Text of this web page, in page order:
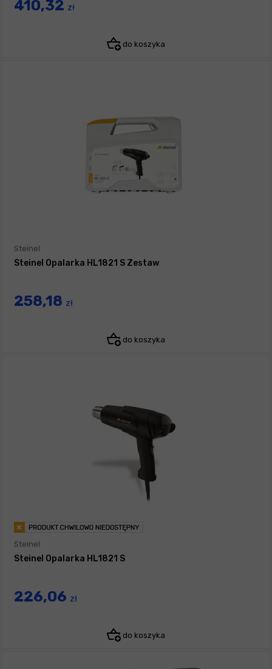
410,32 zł
do koszyka
Steinel
Steinel Opalarka HL1821 S Zestaw
258,18 zł
do koszyka
Steinel
Steinel Opalarka HL1821 S
226,06 zł
do koszyka